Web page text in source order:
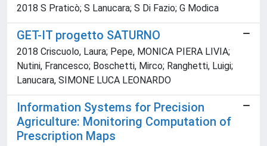
2018 S Praticò; S Lanucara; S Di Fazio; G Modica
GET-IT progetto SATURNO
2018 Criscuolo, Laura; Pepe, MONICA PIERA LIVIA;
Nutini, Francesco; Boschetti, Mirco; Ranghetti, Luigi;
Lanucara, SIMONE LUCA LEONARDO
Information Systems for Precision
Agriculture: Monitoring Computation of
Prescription Maps